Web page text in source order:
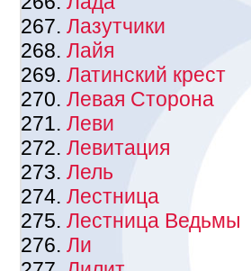
Лазутчики
Лайя
Латинский крест
Левая Сторона
Леви
Левитация
Лель
Лестница
Лестница Ведьмы
Ли